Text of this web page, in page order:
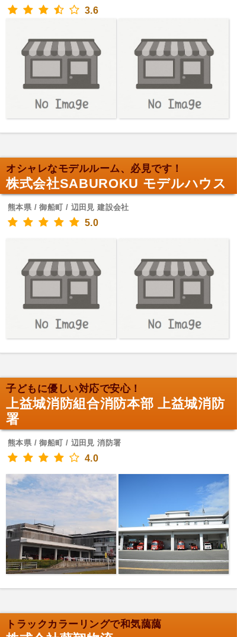
3.6
オシャレなモデルルーム、必見です！
株式会社SABUROKU モデルハウス
熊本県 / 御船町 / 辺田見 建設会社
5.0
子どもに優しい対応で安心！
上益城消防組合消防本部 上益城消防
署
熊本県 / 御船町 / 辺田見 消防署
4.0
トラックカラーリングで和気藹藹